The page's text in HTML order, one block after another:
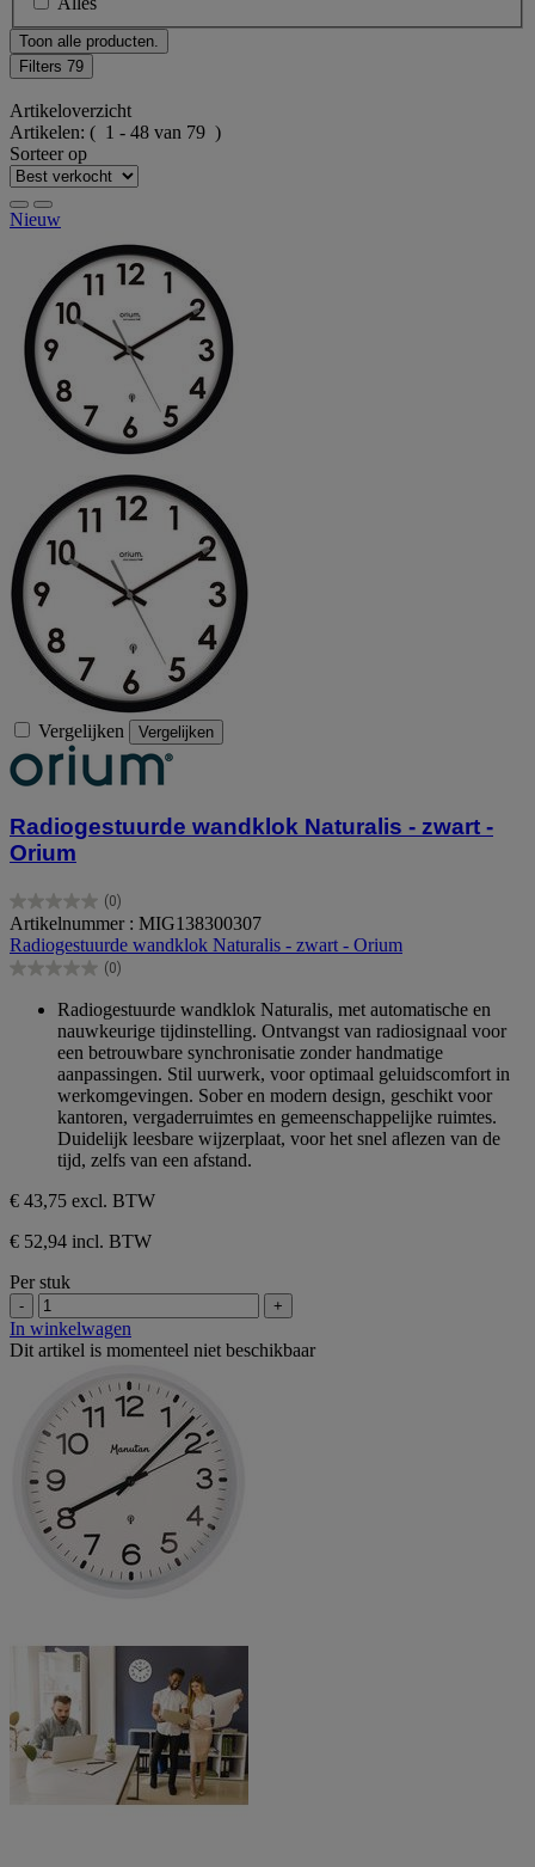
Toon alle producten.
Filters 79
Artikeloverzicht
Artikelen: ( 1 - 48 van 79 )
Sorteer op
Nieuw
Vergelijken Vergelijken
Radiogestuurde wandklok Naturalis - zwart -
Orium
(0)
0.0
van
de
5
Artikelnummer : MIG138300307
Radiogestuurde wandklok Naturalis - zwart - Orium
(0)
0.0
sterren.
Radiogestuurde wandklok Naturalis, met automatische en
nauwkeurige tijdinstelling. Ontvangst van radiosignaal voor
een betrouwbare synchronisatie zonder handmatige
aanpassingen. Stil uurwerk, voor optimaal geluidscomfort in
werkomgevingen. Sober en modern design, geschikt voor
kantoren, vergaderruimtes en gemeenschappelijke ruimtes.
Duidelijk leesbare wijzerplaat, voor het snel aflezen van de
tijd, zelfs van een afstand.
€ 43,75 excl. BTW
€ 52,94 incl. BTW
Per stuk
- +
In winkelwagen
Dit artikel is momenteel niet beschikbaar